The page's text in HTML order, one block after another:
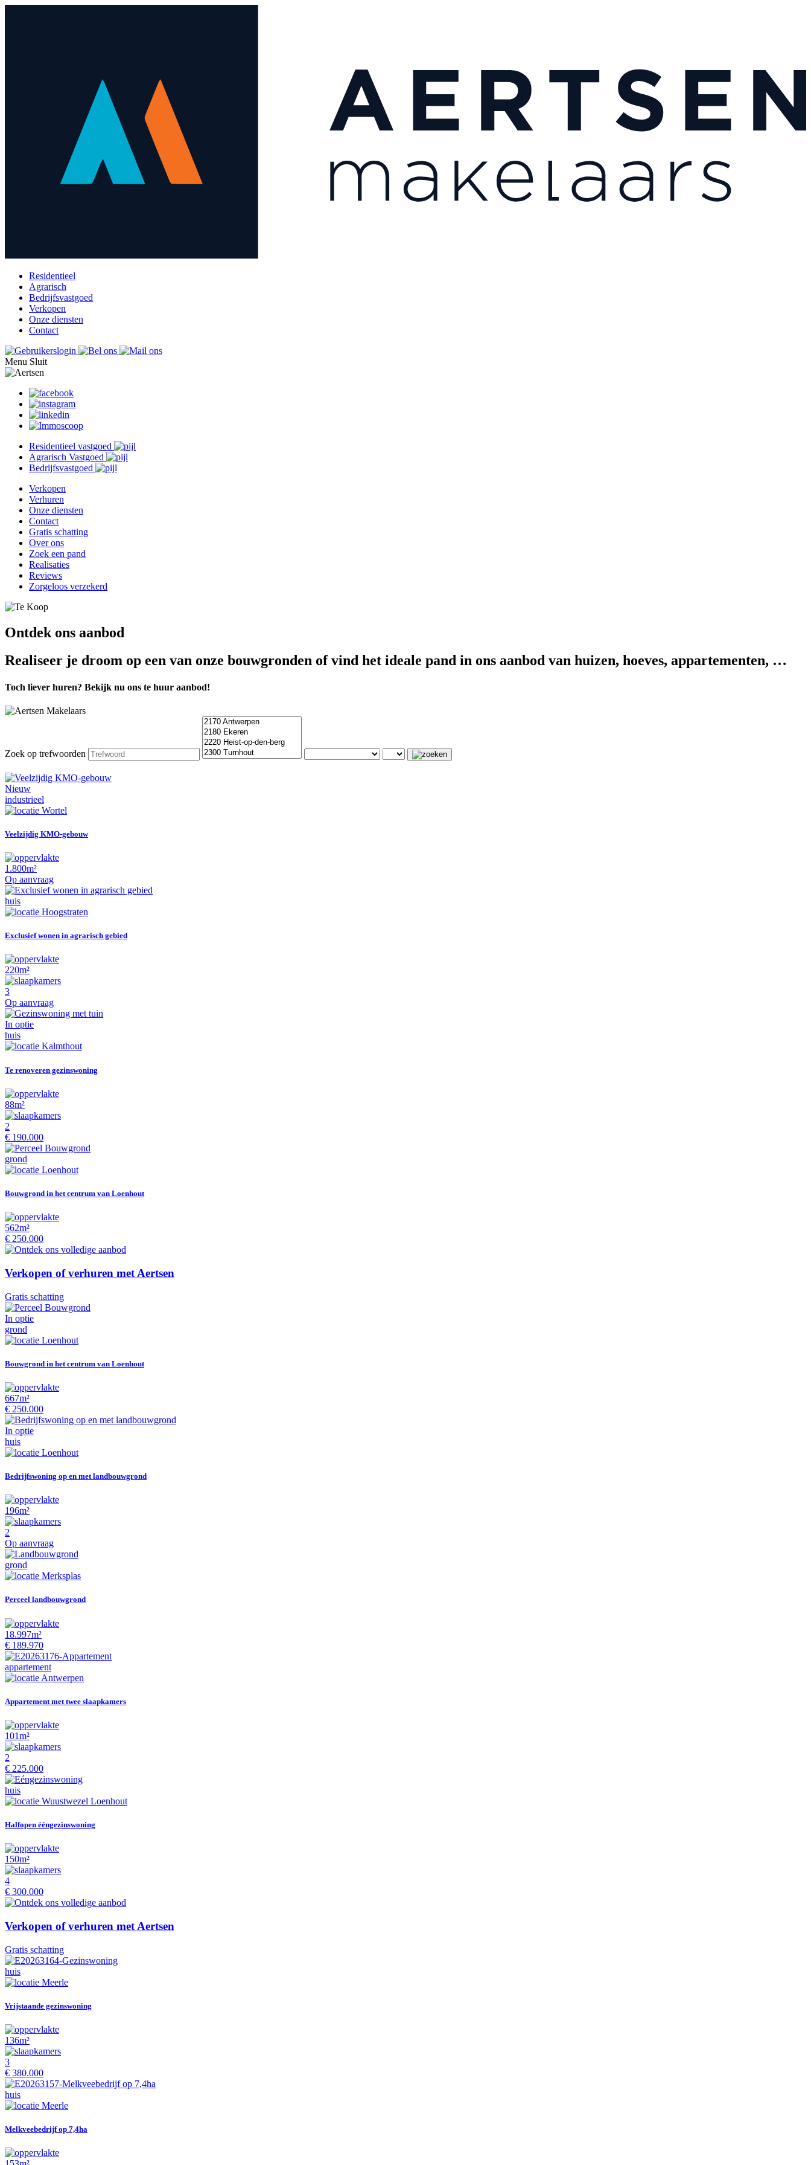
Residentieel
Agrarisch
Bedrijfsvastgoed
Verkopen
Onze diensten
Contact
Menu Sluit
Residentieel vastgoed
Agrarisch Vastgoed
Bedrijfsvastgoed
Verkopen
Verhuren
Onze diensten
Contact
Gratis schatting
Over ons
Zoek een pand
Realisaties
Reviews
Zorgeloos verzekerd
Ontdek ons aanbod
Realiseer je droom op een van onze bouwgronden of vind het ideale pand in ons aanbod van huizen, hoeves, appartementen, …
Toch liever huren? Bekijk nu ons te huur aanbod!
Zoek op trefwoorden
Nieuw
industrieel
Wortel
Veelzijdig KMO-gebouw
1.800m²
Op aanvraag
huis
Hoogstraten
Exclusief wonen in agrarisch gebied
220m²
3
Op aanvraag
In optie
huis
Kalmthout
Te renoveren gezinswoning
88m²
2
€ 190.000
grond
Loenhout
Bouwgrond in het centrum van Loenhout
562m²
€ 250.000
Verkopen of verhuren met Aertsen
Gratis schatting
In optie
grond
Loenhout
Bouwgrond in het centrum van Loenhout
667m²
€ 250.000
In optie
huis
Loenhout
Bedrijfswoning op en met landbouwgrond
196m²
2
Op aanvraag
grond
Merksplas
Perceel landbouwgrond
18.997m²
€ 189.970
appartement
Antwerpen
Appartement met twee slaapkamers
101m²
2
€ 225.000
huis
Wuustwezel Loenhout
Halfopen ééngezinswoning
150m²
4
€ 300.000
Verkopen of verhuren met Aertsen
Gratis schatting
huis
Meerle
Vrijstaande gezinswoning
136m²
3
€ 380.000
huis
Meerle
Melkveebedrijf op 7,4ha